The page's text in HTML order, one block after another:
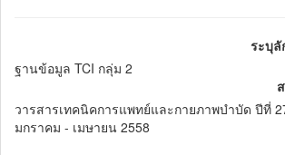
ระบุ
ฐานข้อมูล TCI กลุ่ม 2
วารสารเทคนิคการแพทย์และกายภาพบำบัด ปีที่
มกราคม - เมษายน 2558